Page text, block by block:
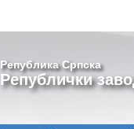
Република Српска
Републички